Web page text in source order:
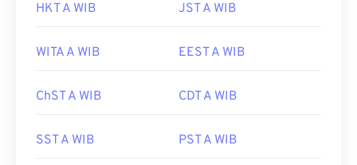
HKT A WIB JST A WIB
WITA A WIB EEST A WIB
ChST A WIB CDT A WIB
SST A WIB PST A WIB